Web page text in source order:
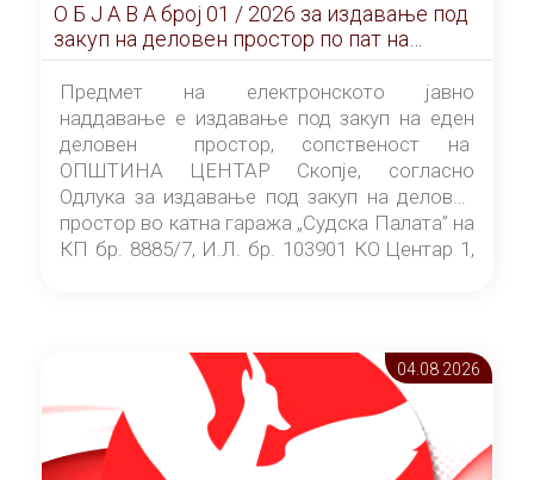
О Б Ј А В А брoj 01 / 2026 за издавање под
закуп на деловен простор по пат на
ЕЛЕКТРОНСКО ЈАВНО НАДДАВАЊЕ
Предмет на електронското јавно
наддавање е издавање под закуп на еден
деловен простор, сопственост на
ОПШТИНА ЦЕНТАР Скопје, согласно
Одлука за издавање под закуп на деловен
простор во катна гаража „Судска Палата” на
КП бр. 8885/7, И.Л. бр. 103901 КО Центар 1,
Скопје” број 9/2026), за времетраење од 3
(три) години од денот на потпишувањето на
Договорот за закуп со најповолниот
понудувач.
04.08 2026